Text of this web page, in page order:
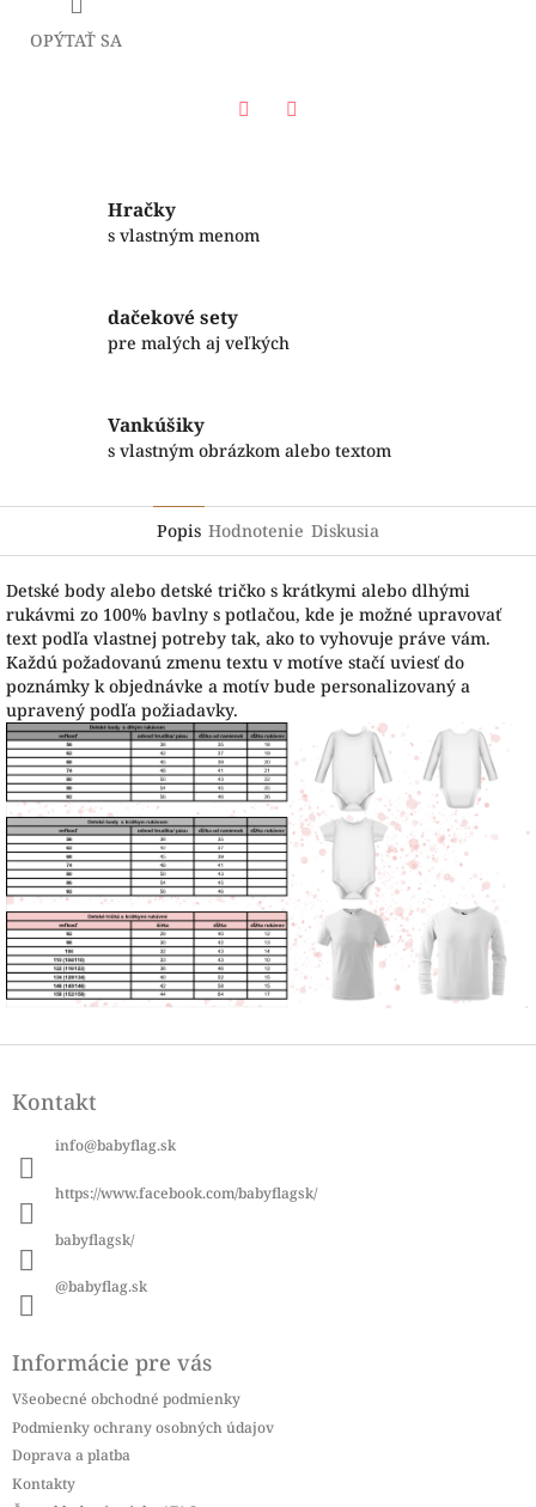
OPÝTAŤ SA
Hračky
s vlastným menom
dačekové sety
pre malých aj veľkých
Vankúšiky
s vlastným obrázkom alebo textom
Popis Hodnotenie Diskusia
Detské body alebo detské tričko s krátkymi alebo dlhými
rukávmi zo 100% bavlny s potlačou, kde je možné upravovať
text podľa vlastnej potreby tak, ako to vyhovuje práve vám.
Každú požadovanú zmenu textu v motíve stačí uviesť do
poznámky k objednávke a motív bude personalizovaný a
upravený podľa požiadavky.
pKontakt
info@babyflag.sk
https://www.facebook.com/babyflagsk/
babyflagsk/
@babyflag.sk
Informácie pre vás
Všeobecné obchodné podmienky
Podmienky ochrany osobných údajov
Doprava a platba
Kontakty